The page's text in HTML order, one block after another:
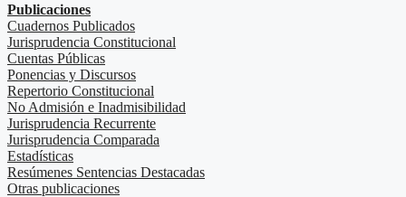
Publicaciones
Cuadernos Publicados
Jurisprudencia Constitucional
Cuentas Públicas
Ponencias y Discursos
Repertorio Constitucional
No Admisión e Inadmisibilidad
Jurisprudencia Recurrente
Jurisprudencia Comparada
Estadísticas
Resúmenes Sentencias Destacadas
Otras publicaciones